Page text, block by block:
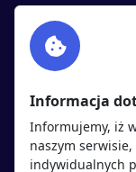
Facebook
Twitter
Informacja
Informujemy, iż
naszym
indywidualnych